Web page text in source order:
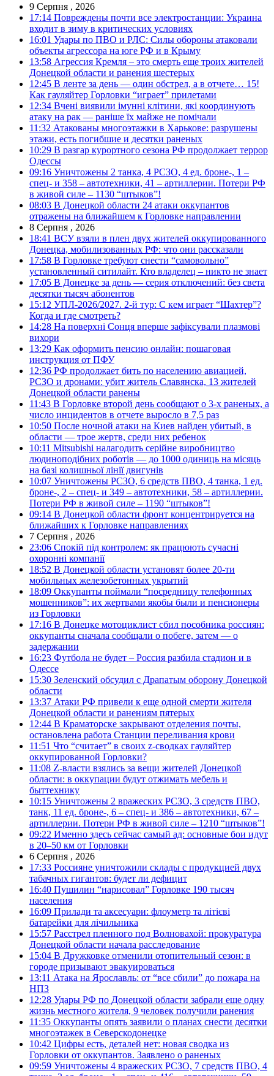
9 Серпня , 2026
17:14 Повреждены почти все электростанции: Украина
входит в зиму в критических условиях
16:01 Удары по ПВО и РЛС: Силы обороны атаковали
объекты агрессора на юге РФ и в Крыму
13:58 Агрессия Кремля – это смерть еще троих жителей
Донецкой области и ранения шестерых
12:45 В ленте за день — один обстрел, а в отчете… 15!
Как гауляйтер Горловки “играет” прилетами
12:34 Вчені виявили імунні клітини, які координують
атаку на рак — раніше їх майже не помічали
11:32 Атакованы многоэтажки в Харькове: разрушены
этажи, есть погибшие и десятки раненых
10:29 В разгар курортного сезона РФ продолжает террор
Одессы
09:16 Уничтожены 2 танка, 4 РСЗО, 4 ед. броне-, 1 –
спец- и 358 – автотехники, 41 – артиллерии. Потери РФ
в живой силе – 1130 “штыков”!
08:03 В Донецкой области 24 атаки оккупантов
отражены на ближайшем к Горловке направлении
8 Серпня , 2026
18:41 ВСУ взяли в плен двух жителей оккупированного
Донецка, мобилизованных РФ: что они рассказали
17:58 В Горловке требуют снести “самовольно”
установленный ситилайт. Кто владелец – никто не знает
17:05 В Донецке за день — серия отключений: без света
десятки тысяч абонентов
15:12 УПЛ-2026/2027. 2-й тур: С кем играет “Шахтер”?
Когда и где смотреть?
14:28 На поверхні Сонця вперше зафіксували плазмові
вихори
13:29 Как оформить пенсию онлайн: пошаговая
инструкция от ПФУ
12:36 РФ продолжает бить по населению авиацией,
РСЗО и дронами: убит житель Славянска, 13 жителей
Донецкой области ранены
11:43 В Горловке второй день сообщают о 3-х раненых, а
число инцидентов в отчете выросло в 7,5 раз
10:50 После ночной атаки на Киев найден убитый, в
области — трое жертв, среди них ребенок
10:11 Mitsubishi налагодить серійне виробництво
людиноподібних роботів — до 1000 одиниць на місяць
на базі колишньої лінії двигунів
10:07 Уничтожены РСЗО, 6 средств ПВО, 4 танка, 1 ед.
броне-, 2 – спец- и 349 – автотехники, 58 – артиллерии.
Потери РФ в живой силе – 1190 “штыков”!
09:14 В Донецкой области фронт концентрируется на
ближайших к Горловке направлениях
7 Серпня , 2026
23:06 Спокій під контролем: як працюють сучасні
охоронні компанії
18:52 В Донецкой области установят более 20-ти
мобильных железобетонных укрытий
18:09 Оккупанты поймали “посредницу телефонных
мошенников”: их жертвами якобы были и пенсионеры
из Горловки
17:16 В Донецке мотоциклист сбил пособника россиян:
оккупанты сначала сообщали о побеге, затем — о
задержании
16:23 Футбола не будет – Россия разбила стадион и в
Одессе
15:30 Зеленский обсудил с Драпатым оборону Донецкой
области
13:37 Атаки РФ привели к еще одной смерти жителя
Донецкой области и ранениям пятерых
12:44 В Краматорске закрывают отделения почты,
остановлена работа Станции переливания крови
11:51 Что “считает” в своих z-сводках гауляйтер
оккупированной Горловки?
11:08 Z-власти взялись за вещи жителей Донецкой
области: в оккупации будут отжимать мебель и
быттехнику
10:15 Уничтожены 2 вражеских РСЗО, 3 средств ПВО,
танк, 11 ед. броне-, 6 – спец- и 386 – автотехники, 67 –
артиллерии. Потери РФ в живой силе – 1210 “штыков”!
09:22 Именно здесь сейчас самый ад: основные бои идут
в 20–50 км от Горловки
6 Серпня , 2026
17:33 Россияне уничтожили склады с продукцией двух
табачных гигантов: будет ли дефицит
16:40 Пушилин “нарисовал” Горловке 190 тысяч
населения
16:09 Прилади та аксесуари: флоуметр та літієві
батарейки для лічильника
15:57 Расстрел пленного под Волновахой: прокуратура
Донецкой области начала расследование
15:04 В Дружковке отменили отопительный сезон: в
городе призывают эвакуироваться
13:11 Атака на Ярославль: от “все сбили” до пожара на
НПЗ
12:28 Удары РФ по Донецкой области забрали еще одну
жизнь местного жителя, 9 человек получили ранения
11:35 Оккупанты опять заявили о планах снести десятки
многоэтажек в Северскодонецке
10:42 Цифры есть, деталей нет: новая сводка из
Горловки от оккупантов. Заявлено о раненых
09:59 Уничтожены 4 вражеских РСЗО, 7 средств ПВО, 4